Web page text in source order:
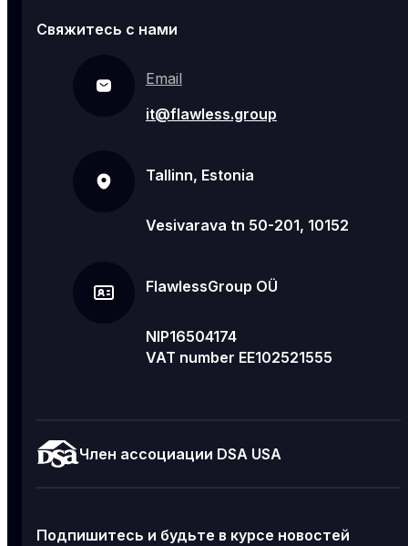
Свяжитесь с нами
Email
it@flawless.group
Tallinn, Estonia
Vesivarava tn 50-201, 10152
FlawlessGroup OÜ
NIP16504174
VAT number EE102521555
Член ассоциации DSA USA
Подпишитесь и будьте в курсе новостей